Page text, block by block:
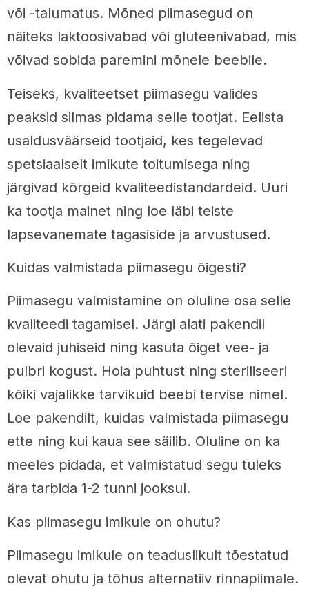
või -talumatus. Mõned piimasegud on
näiteks laktoosivabad või gluteenivabad, mis
võivad sobida paremini mõnele beebile.
Teiseks, kvaliteetset piimasegu valides
peaksid silmas pidama selle tootjat. Eelista
usaldusväärseid tootjaid, kes tegelevad
spetsiaalselt imikute toitumisega ning
järgivad kõrgeid kvaliteedistandardeid. Uuri
ka tootja mainet ning loe läbi teiste
lapsevanemate tagasiside ja arvustused.
Kuidas valmistada piimasegu õigesti?
Piimasegu valmistamine on oluline osa selle
kvaliteedi tagamisel. Järgi alati pakendil
olevaid juhiseid ning kasuta õiget vee- ja
pulbri kogust. Hoia puhtust ning steriliseeri
kõiki vajalikke tarvikuid beebi tervise nimel.
Loe pakendilt, kuidas valmistada piimasegu
ette ning kui kaua see säilib. Oluline on ka
meeles pidada, et valmistatud segu tuleks
ära tarbida 1-2 tunni jooksul.
Kas piimasegu imikule on ohutu?
Piimasegu imikule on teaduslikult tõestatud
olevat ohutu ja tõhus alternatiiv rinnapiimale.